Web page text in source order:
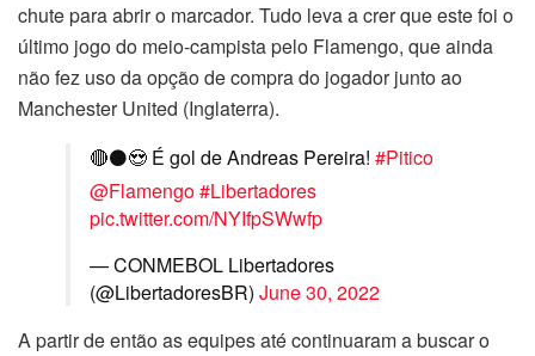
chute para abrir o marcador. Tudo leva a crer que este foi o
último jogo do meio-campista pelo Flamengo, que ainda
não fez uso da opção de compra do jogador junto ao
Manchester United (Inglaterra).
🔴⚫️😍 É gol de Andreas Pereira! #Pitico
@Flamengo#Libertadores
pic.twitter.com/NYIfpSWwfp
— CONMEBOL Libertadores
(@LibertadoresBR) June 30, 2022
A partir de então as equipes até continuaram a buscar o